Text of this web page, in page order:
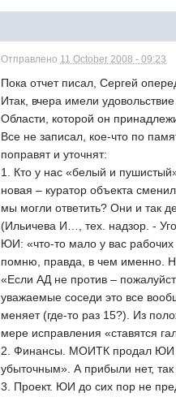
Отправлено 11 October 2008 - 09:23
Пока отчет писал, Сергей
Итак, вчера имели
Области, которой он
Все не записал, кое-что по
поправят и уточнят:
1. Кто у нас «белый и
новая – куратор объекта
мы могли ответить? Они и так
(Ильичева И…, тех. надзор. -
ЮИ: «что-то мало у вас
помню, правда, в чем именно.
«Если АД не против –
уважаемые соседи это все
меняет (где-то раз 15?). Из
мере исправления «ставятся
2. Финансы. МОИТК продал ЮИ в
убыточным». А прибыли нет, так
3. Проект. ЮИ до сих пор не